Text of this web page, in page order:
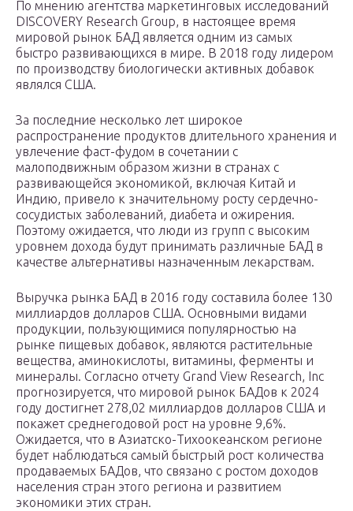
По мнению агентства маркетинговых исследований
DISCOVERY Research Group, в настоящее время
мировой рынок БАД является одним из самых
быстро развивающихся в мире. В 2018 году лидером
по производству биологически активных добавок
являлся США.
За последние несколько лет широкое
распространение продуктов длительного хранения и
увлечение фаст-фудом в сочетании с
малоподвижным образом жизни в странах с
развивающейся экономикой, включая Китай и
Индию, привело к значительному росту сердечно-
сосудистых заболеваний, диабета и ожирения.
Поэтому ожидается, что люди из групп с высоким
уровнем дохода будут принимать различные БАД в
качестве альтернативы назначенным лекарствам.
Выручка рынка БАД в 2016 году составила более 130
миллиардов долларов США. Основными видами
продукции, пользующимися популярностью на
рынке пищевых добавок, являются растительные
вещества, аминокислоты, витамины, ферменты и
минералы. Согласно отчету Grand View Research, Inc
прогнозируется, что мировой рынок БАДов к 2024
году достигнет 278,02 миллиардов долларов США и
покажет среднегодовой рост на уровне 9,6%.
Ожидается, что в Азиатско-Тихоокеанском регионе
будет наблюдаться самый быстрый рост количества
продаваемых БАДов, что связано с ростом доходов
населения стран этого региона и развитием
экономики этих стран.